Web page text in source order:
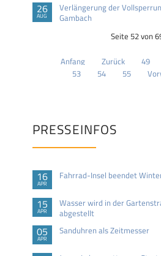
26
AUG
Verlängerung der
Gambach
Seite 52 von
Anfang Zurück 49
53
54 55
PRESSEINFOS
16
APR
Fahrrad-Insel beendet
15
APR
Wasser wird in der
abgestellt
05
APR
Sanduhren als Zeitmesser